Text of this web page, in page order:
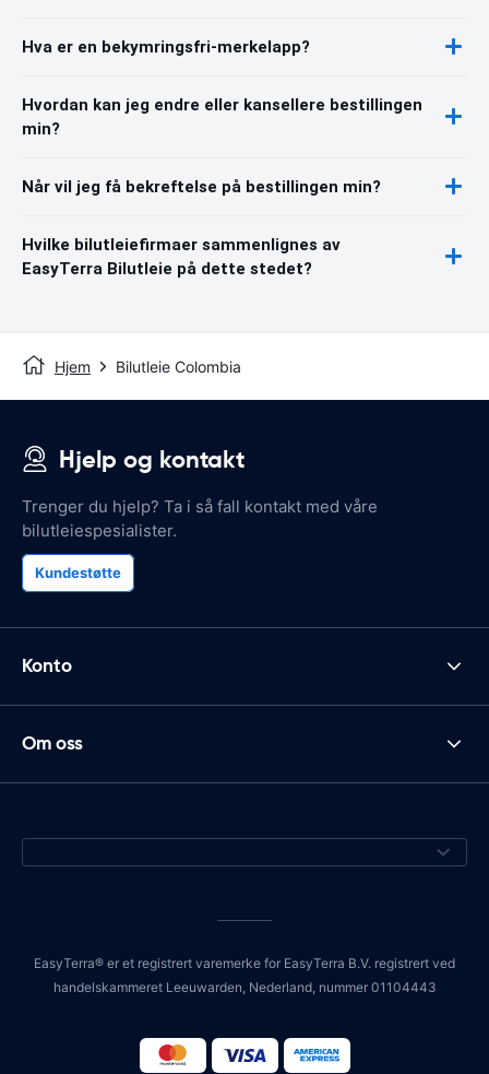
Hva er en bekymringsfri-merkelapp?
Hvordan kan jeg endre eller kansellere bestillingen
min?
Når vil jeg få bekreftelse på bestillingen min?
Hvilke bilutleiefirmaer sammenlignes av
EasyTerra Bilutleie på dette stedet?
Hjem Bilutleie Colombia
Hjelp og kontakt
Trenger du hjelp? Ta i så fall kontakt med våre
bilutleiespesialister.
Kundestøtte
Konto
Om oss
EasyTerra® er et registrert varemerke for EasyTerra B.V. registrert ved
handelskammeret Leeuwarden, Nederland, nummer 01104443